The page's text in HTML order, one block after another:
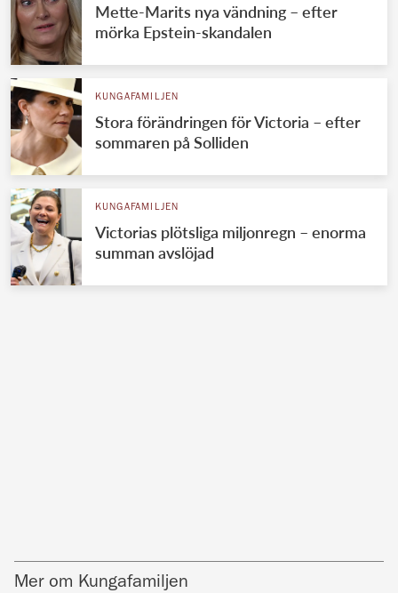
Mette-Marits nya vändning – efter
mörka Epstein-skandalen
KUNGAFAMILJEN
Stora förändringen för Victoria – efter
sommaren på Solliden
KUNGAFAMILJEN
Victorias plötsliga miljonregn – enorma
summan avslöjad
Mer om Kungafamiljen